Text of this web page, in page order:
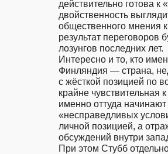
действительно готова
двойственность
общественного мнения
результат переговоров
лозунгов последних лет.
Интересно и то, кто
Финляндия — страна,
с жёсткой позицией по
крайне чувствительная
именно оттуда начинают
«несправедливых
личной позицией, а
обсуждений внутри
При этом Стубб